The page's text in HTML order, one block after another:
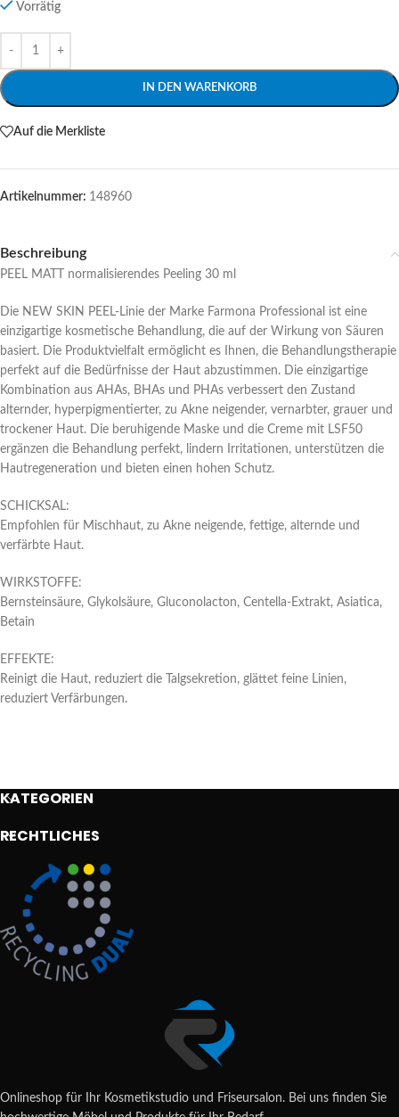
Vorrätig
IN DEN WARENKORB
Alternative:
Auf die Merkliste
Artikelnummer: 148960
Beschreibung
PEEL MATT normalisierendes Peeling 30 ml
Die NEW SKIN PEEL-Linie der Marke Farmona Professional ist eine
einzigartige kosmetische Behandlung, die auf der Wirkung von Säuren
basiert. Die Produktvielfalt ermöglicht es Ihnen, die Behandlungstherapie
perfekt auf die Bedürfnisse der Haut abzustimmen. Die einzigartige
Kombination aus AHAs, BHAs und PHAs verbessert den Zustand
alternder, hyperpigmentierter, zu Akne neigender, vernarbter, grauer und
trockener Haut. Die beruhigende Maske und die Creme mit LSF50
ergänzen die Behandlung perfekt, lindern Irritationen, unterstützen die
Hautregeneration und bieten einen hohen Schutz.
SCHICKSAL:
Empfohlen für Mischhaut, zu Akne neigende, fettige, alternde und
verfärbte Haut.
WIRKSTOFFE:
Bernsteinsäure, Glykolsäure, Gluconolacton, Centella-Extrakt, Asiatica,
Betain
EFFEKTE:
Reinigt die Haut, reduziert die Talgsekretion, glättet feine Linien,
reduziert Verfärbungen.
KATEGORIEN
RECHTLICHES
Onlineshop für Ihr Kosmetikstudio und Friseursalon. Bei uns finden Sie